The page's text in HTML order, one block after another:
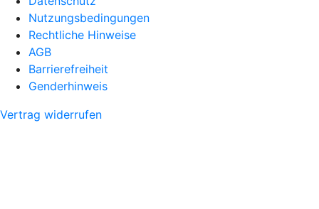
Nutzungsbedingungen
Rechtliche Hinweise
AGB
Barrierefreiheit
Genderhinweis
Vertrag widerrufen